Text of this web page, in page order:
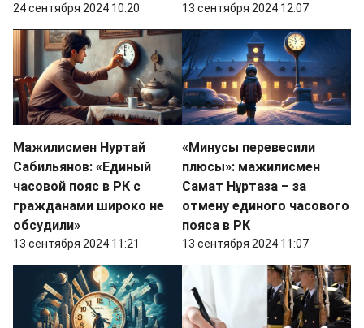
24 сентября 2024 10:20 13 сентября 2024 12:07
Мажилисмен Нуртай
Сабильянов: «Единый
часовой пояс в РК с
гражданами широко не
обсудили»
13 сентября 2024 11:21
«Минусы перевесили
плюсы»: мажилисмен
Самат Нұртаза – за
отмену единого часового
пояса в РК
13 сентября 2024 11:07